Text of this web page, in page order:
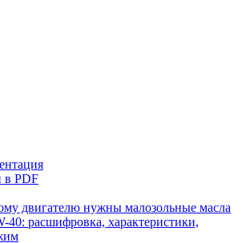
в PDF
двигателю нужны малозольные масла
40: расшифровка, характеристики,